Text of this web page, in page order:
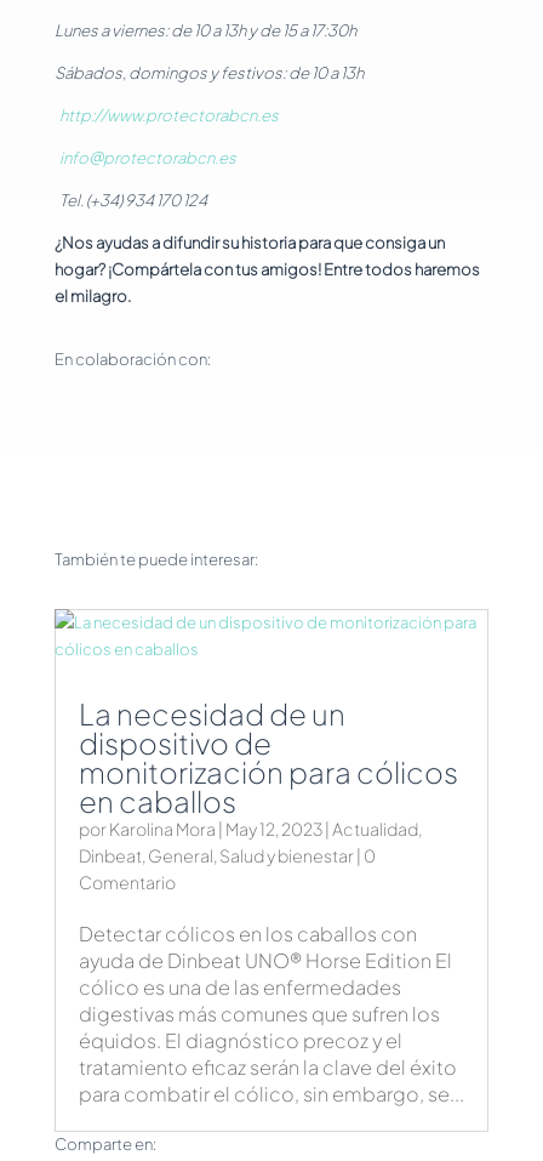
Lunes a viernes: de 10 a 13h y de 15 a 17:30h
Sábados, domingos y festivos: de 10 a 13h
http://www.protectorabcn.es
info@protectorabcn.es
Tel. (+34) 934 170 124
¿Nos ayudas a difundir su historia para que consiga un
hogar? ¡Compártela con tus amigos! Entre todos haremos
el milagro.
En colaboración con:
También te puede interesar:
La necesidad de un
dispositivo de
monitorización para cólicos
en caballos
porKarolina Mora May 12, 2023| Actualidad,
Dinbeat, General, Salud y bienestar| 0
Comentario
Detectar cólicos en los caballos con
ayuda de Dinbeat UNO® Horse Edition El
cólico es una de las enfermedades
digestivas más comunes que sufren los
équidos. El diagnóstico precoz y el
tratamiento eficaz serán la clave del éxito
para combatir el cólico, sin embargo, se...
Comparte en: